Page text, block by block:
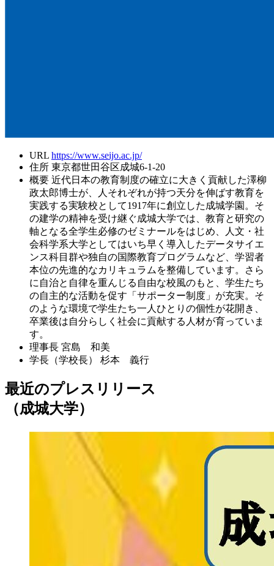
URL https://www.seijo.ac.jp/
住所 東京都世田谷区成城6-1-20
概要 近代日本の教育制度の確立に大きく貢献した澤柳
政太郎博士が、人それぞれが持つ天分を伸ばす教育を
実践する実験校として1917年に創立した成城学園。そ
の建学の精神を受け継ぐ成城大学では、教育と研究の
軸となる全学生必修のゼミナールをはじめ、人文・社
会科学系大学としてはいち早く導入したデータサイエ
ンス科目群や独自の国際教育プログラムなど、学習者
本位の先進的なカリキュラムを整備しています。さら
に自治と自律を重んじる自由な校風のもと、学生たち
の自主的な活動を促す「サポーター制度」が充実。そ
のような環境で学生たち一人ひとりの個性が花開き、
卒業後は自分らしく社会に貢献する人材が育っていま
す。
理事長 宮島 和美
学長（学校長）
杉本 義行
最近のプレスリリース
（成城大学）